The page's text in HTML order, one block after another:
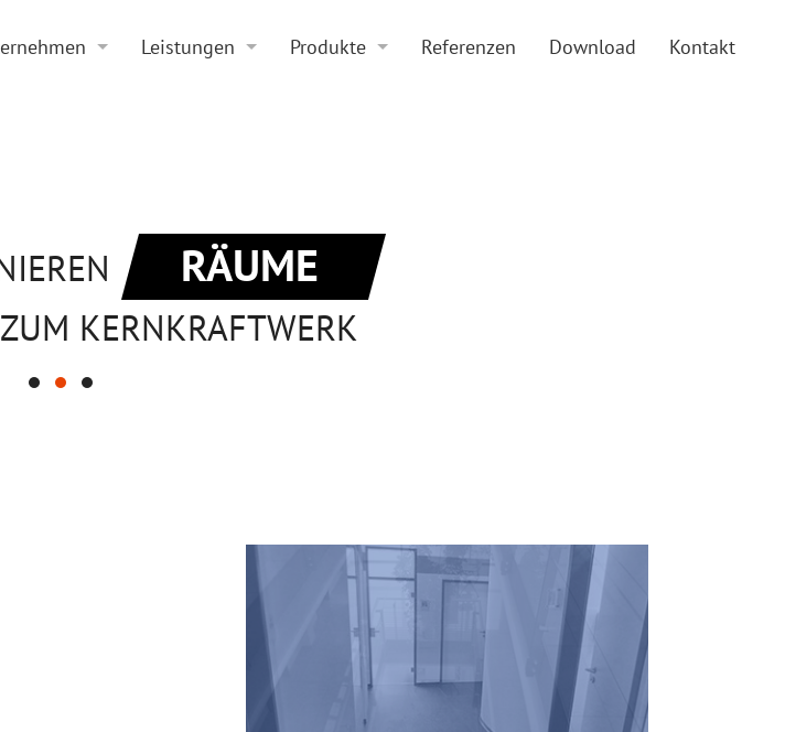
Leistungen
Produkte
Referenzen Download Kontakt
RÄUME
KERNKRAFTWERK